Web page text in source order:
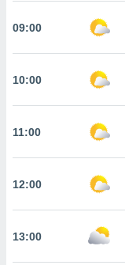
des
par le
de
CONTINUER
09:00
10:00
11:00
12:00
13:00